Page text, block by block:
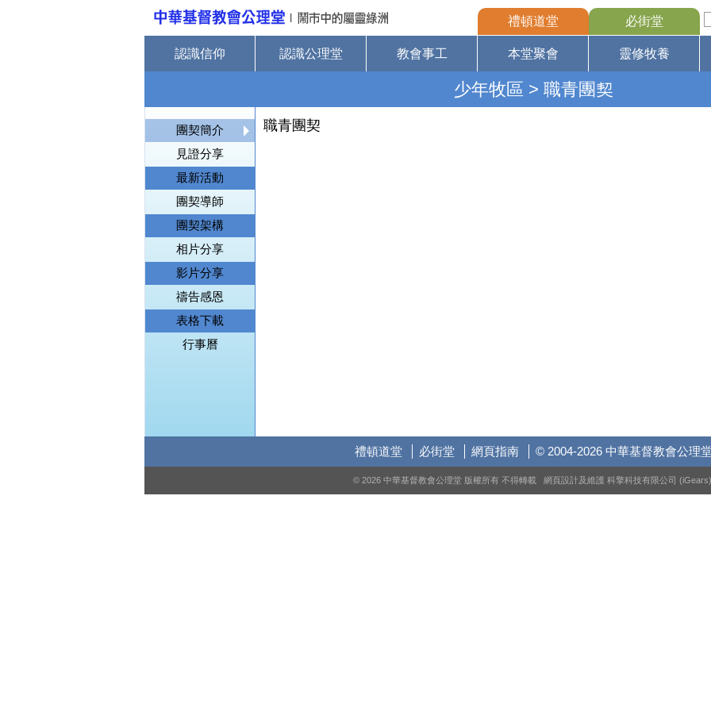
禮頓道堂 必街堂
認識信仰 認識公理堂 教會事工 本堂聚會 靈修牧養
少年牧區 > 職青團契
團契簡介
見證分享
最新活動
團契導師
團契架構
相片分享
影片分享
禱告感恩
表格下載
行事曆
職青團契
禮頓道堂 必街堂 網頁指南 © 2004-2026 中華基督教會公理
© 2026 中華基督教會公理堂 版權所有 不得轉載 網頁設計及維護 科擎科技有限公司 (iGears)